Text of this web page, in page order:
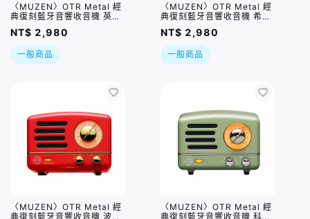
〈MUZEN〉OTR Metal 經
典復刻藍牙音響收音機 英倫
NT$ 2,980
一般商品
〈MUZEN〉OTR Metal 經
典復刻藍牙音響收音機 希臘
NT$ 2,980
一般商品
〈MUZEN〉OTR Metal 經
典復刻藍牙音響收音機 波爾
〈MUZEN〉OTR Metal 經
典復刻藍牙音響收音機 科隆